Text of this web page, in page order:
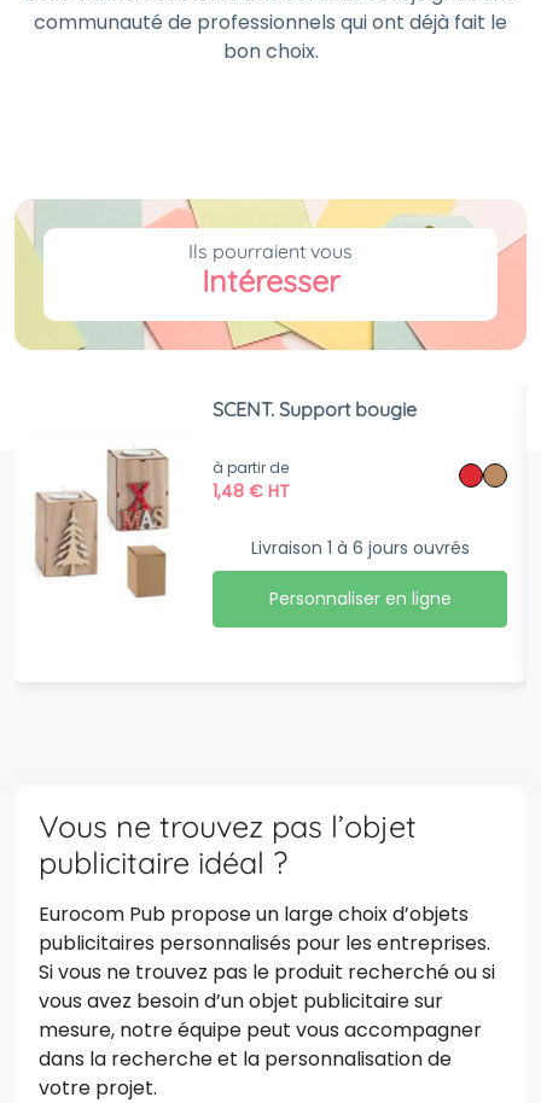
communauté de professionnels qui ont déjà fait le
bon choix.
Ils pourraient vous
Intéresser
SCENT. Support bougie
à partir de
1,48€ HT
Livraison 1 à 6 jours ouvrés
Personnaliser en ligne
Vous ne trouvez pas l’objet
publicitaire idéal ?
Eurocom Pub propose un large choix d’objets
publicitaires personnalisés pour les entreprises.
Si vous ne trouvez pas le produit recherché ou si
vous avez besoin d’un objet publicitaire sur
mesure, notre équipe peut vous accompagner
dans la recherche et la personnalisation de
votre projet.